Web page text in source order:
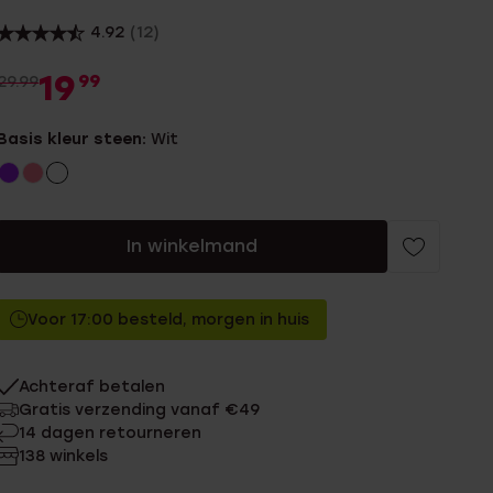
4.92 (12)
19 99
kleur steen:Wit
In winkelmand
Voor 17:00 besteld, morgen in huis
Achteraf betalen
Gratis verzending vanaf €49
14 dagen retourneren
138 winkels